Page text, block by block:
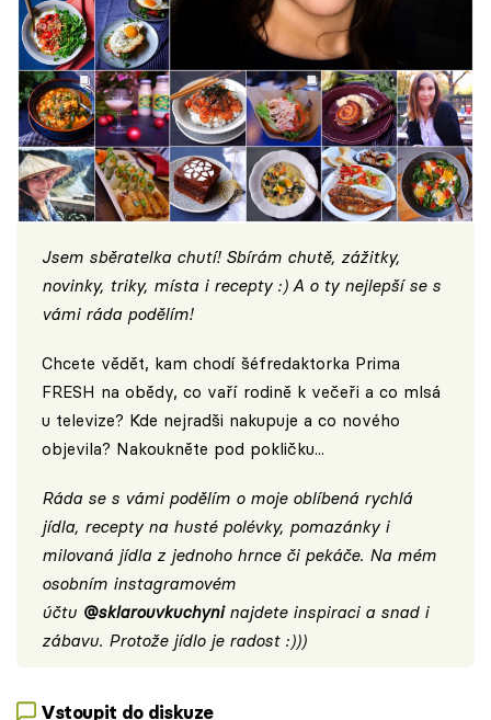
Jsem sběratelka chutí! Sbírám chutě, zážitky,
novinky, triky, místa i recepty :) A o ty nejlepší se s
vámi ráda podělím!
Chcete vědět, kam chodí šéfredaktorka Prima
FRESH na obědy, co vaří rodině k večeři a co mlsá
u televize? Kde nejradši nakupuje a co nového
objevila? Nakoukněte pod pokličku...
Ráda se s vámi podělím o moje oblíbená rychlá
jídla, recepty na husté polévky, pomazánky i
milovaná jídla z jednoho hrnce či pekáče. Na mém
osobním instagramovém
účtu @sklarouvkuchyni najdete inspiraci a snad i
zábavu. Protože jídlo je radost :)))
Vstoupit do diskuze